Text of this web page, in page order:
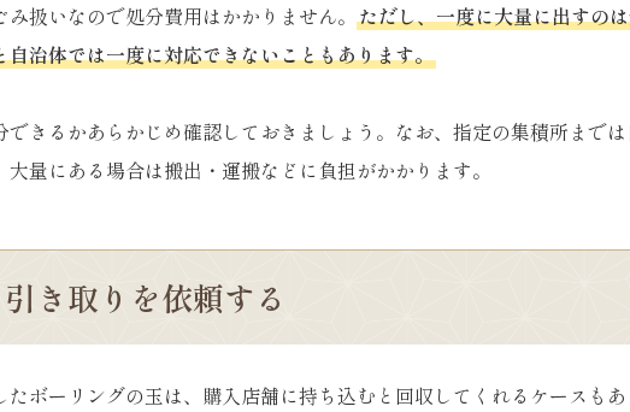
み扱いなので処分費用はかかりません。ただし、一度に大量に出すの
自治体では一度に対応できないこともあります。
できるかあらかじめ確認しておきましょう。なお、指定の集積所まで
大量にある場合は搬出・運搬などに負担がかかります。
き取りを依頼する
ボーリングの玉は、購入店舗に持ち込むと回収してくれるケースも